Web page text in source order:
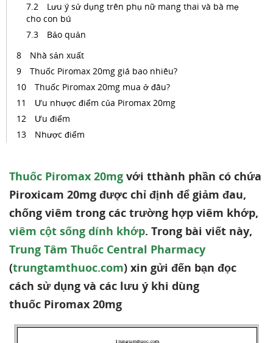
Lưu ý sử dụng trên phụ nữ mang thai và bà mẹ
cho con bú
Bảo quản
Nhà sản xuất
Thuốc Piromax 20mg giá bao nhiêu?
Thuốc Piromax 20mg mua ở đâu?
Ưu nhược điểm của Piromax 20mg
Ưu điểm
Nhược điểm
Thuốc Piromax 20mg với tthành phần có chứa
Piroxicam 20mg được chỉ định để giảm đau,
chống viêm trong các trường hợp viêm khớp,
viêm cột sống dính khớp. Trong bài viết này,
Trung Tâm Thuốc Central Pharmacy
(trungtamthuoc.com) xin gửi đến bạn đọc
cách sử dụng và các lưu ý khi dùng
thuốc Piromax 20mg